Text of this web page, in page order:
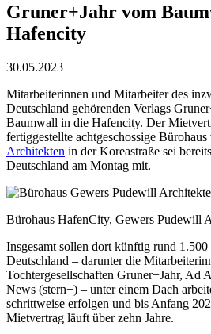
Gruner+Jahr vom
Hafencity
30.05.2023
Mitarbeiterinnen und Mitarbeiter des
Deutschland gehörenden Verlags
Baumwall in die Hafencity. Der
fertiggestellte achtgeschossige Bürohaus
Architekten in der Koreastraße sei
Deutschland am Montag mit.
Bürohaus HafenCity, Gewers Pudewill
Insgesamt sollen dort künftig rund
Deutschland – darunter die
Tochtergesellschaften Gruner+Jahr, Ad
News (stern+) – unter einem Dach
schrittweise erfolgen und bis Anfang
Mietvertrag läuft über zehn Jahre.